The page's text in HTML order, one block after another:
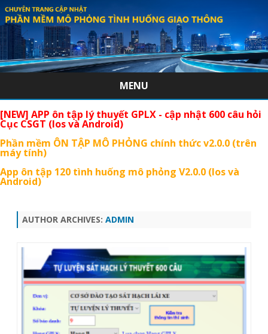
MENU
to
[NEW] APP ôn tập lý thuyết GPLX - cập nhật 600 câu hỏi
Cục CSGT (Ios và Android)
Phần mềm ÔN TẬP MÔ PHỎNG chính thức v2.0.0 (trên
máy tính)
App ôn tập 120 tình huống mô phỏng V2.0.0 (Ios và
Android)
AUTHOR ARCHIVES: ADMIN